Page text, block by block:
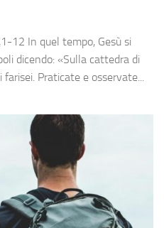
12 In quel tempo, Gesù si
dicendo: «Sulla cattedra di
Praticate e osservate...